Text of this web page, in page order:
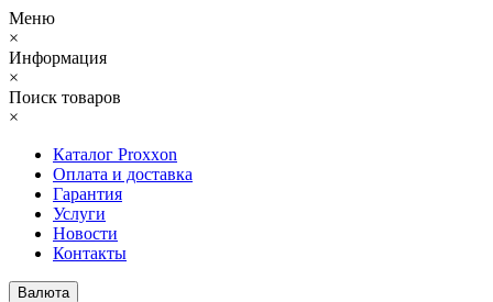
Меню
×
Информация
×
Поиск товаров
×
Каталог Proxxon
Оплата и доставка
Гарантия
Услуги
Новости
Контакты
Валюта